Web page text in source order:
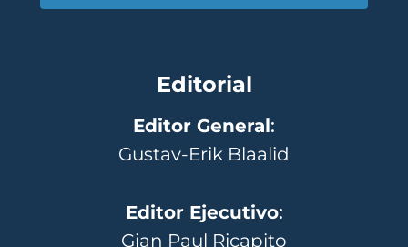
Editorial
Editor General:
Gustav-Erik Blaalid
Editor Ejecutivo:
Gian Paul Ricapito